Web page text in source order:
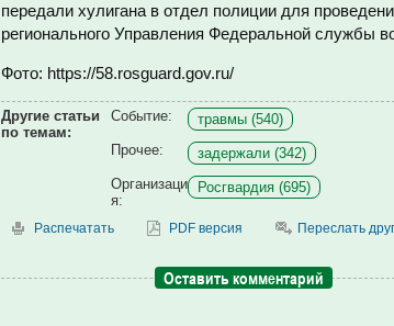
передали хулигана в отдел полиции для
регионального Управления Федеральной службы
Фото: https://58.rosguard.gov.ru/
Другие статьи
по темам:
Событие:
травмы (540)
Прочее:
задержали (342)
Организаци
я:
Росгвардия (695)
Распечатать PDF версия Переслать
Оставить комментарий